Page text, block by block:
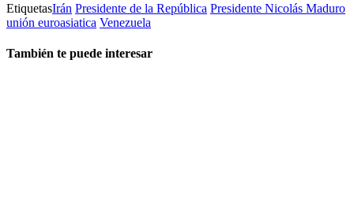
EtiquetasIrán Presidente de la República Presidente Nicolás Maduro
unión euroasiatica Venezuela
También te puede interesar